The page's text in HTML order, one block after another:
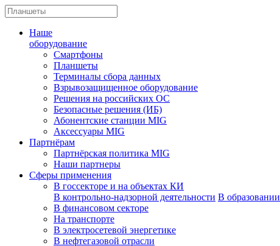
Наше
оборудование
Смартфоны
Планшеты
Терминалы сбора данных
Взрывозащищенное оборудование
Решения на российских ОС
Безопасные решения (ИБ)
Абонентские станции MIG
Аксессуары MIG
Партнёрам
Партнёрская политика MIG
Наши партнеры
Сферы применения
В госсекторе и на объектах КИ
В контрольно-надзорной деятельности В образовании
В финансовом секторе
На транспорте
В электросетевой энергетике
В нефтегазовой отрасли